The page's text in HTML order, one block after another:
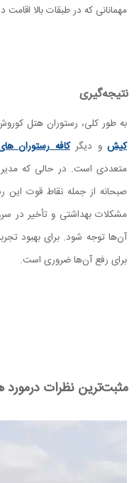
مهمانانی که در طبقات بالا اقامت
نتیجه‌گیری
به طور کلی، رستوران هتل
کیش و دیگرکافه رستوران
متعددی است. در حالی که
صبحانه از جمله نقاط قوت این
مشکلات بهداشتی و تأخیر در
آن‌ها توجه شود. برای بهبود
برای رفع آن‌ها ضروری است.
مثبت‌ترین نظرات